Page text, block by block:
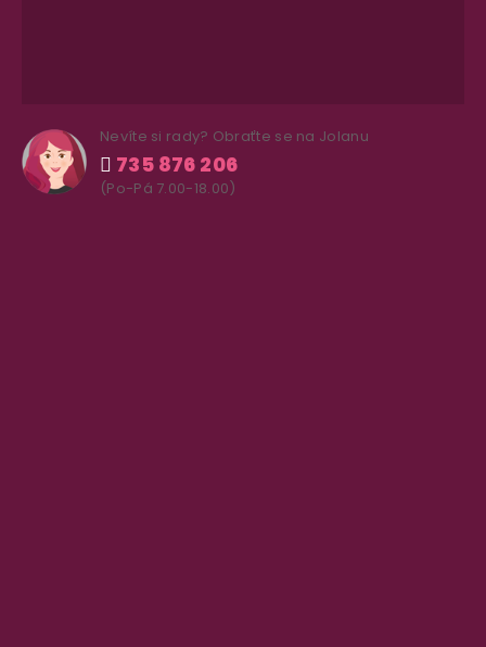
Nevíte si rady? Obraťte se na Jolanu
735 876 206
(Po-Pá 7.00-18.00)